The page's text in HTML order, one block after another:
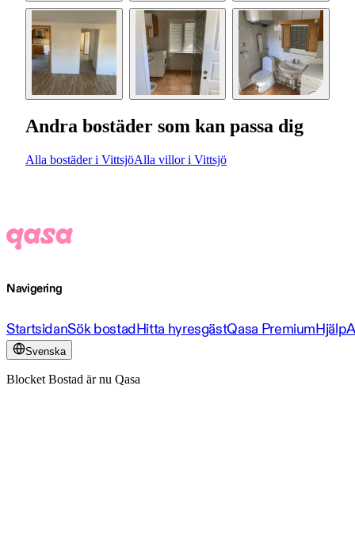
Andra bostäder som kan passa dig
Alla bostäder i VittsjöAlla villor i Vittsjö
Navigering
StartsidanSök bostadHitta hyresgästQasa PremiumHjälp
Svenska
Blocket Bostad är nu Qasa